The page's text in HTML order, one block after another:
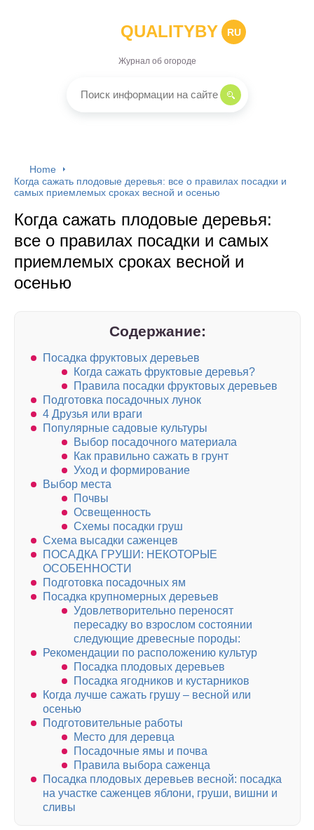
QUALITYBY RU
Журнал об огороде
Home
Когда сажать плодовые деревья: все о правилах посадки и
самых приемлемых сроках весной и осенью
Когда сажать плодовые деревья:
все о правилах посадки и самых
приемлемых сроках весной и
осенью
Содержание:
Посадка фруктовых деревьев
Когда сажать фруктовые деревья?
Правила посадки фруктовых деревьев
Подготовка посадочных лунок
4 Друзья или враги
Популярные садовые культуры
Выбор посадочного материала
Как правильно сажать в грунт
Уход и формирование
Выбор места
Почвы
Освещенность
Схемы посадки груш
Схема высадки саженцев
ПОСАДКА ГРУШИ: НЕКОТОРЫЕ
ОСОБЕННОСТИ
Подготовка посадочных ям
Посадка крупномерных деревьев
Удовлетворительно переносят
пересадку во взрослом состоянии
следующие древесные породы:
Рекомендации по расположению культур
Посадка плодовых деревьев
Посадка ягодников и кустарников
Когда лучше сажать грушу – весной или
осенью
Подготовительные работы
Место для деревца
Посадочные ямы и почва
Правила выбора саженца
Посадка плодовых деревьев весной: посадка
на участке саженцев яблони, груши, вишни и
сливы